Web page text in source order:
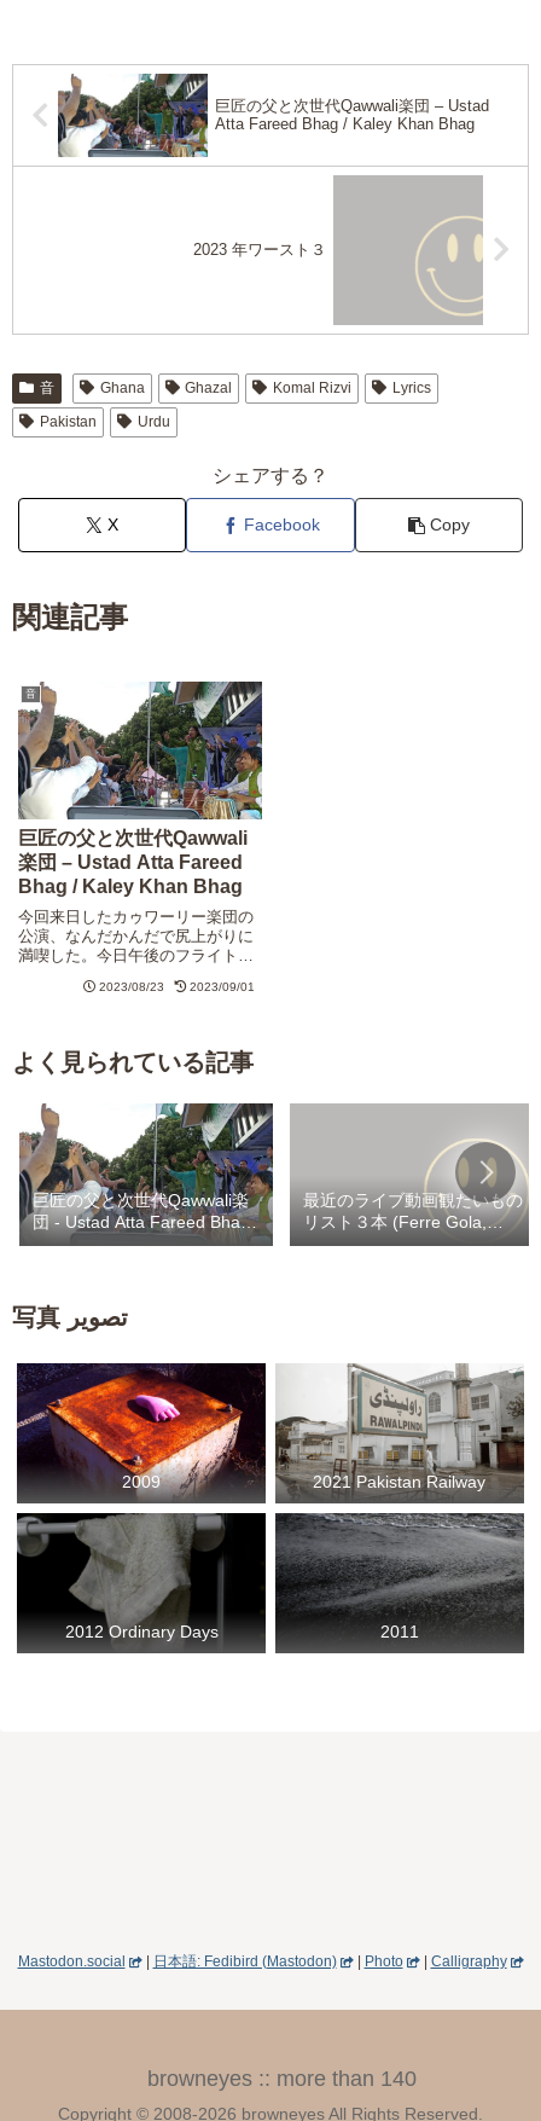
巨匠の父と次世代Qawwali楽団 – Ustad
Atta Fareed Bhag / Kaley Khan Bhag
2023 年ワースト３
音 Ghana Ghazal Komal Rizvi
Lyrics
Pakistan
Urdu
シェアする？
X Facebook Copy
関連記事
音
巨匠の父と次世代Qawwali
楽団 – Ustad Atta Fareed
Bhag / Kaley Khan Bhag
今回来日したカゥワーリー楽団の
公演、なんだかんだで尻上がりに
満喫した。今日午後のフライトで
帰国して、現地でもまた頑張って
の記事…というよりは、主に、
そ...
2023/08/23 2023/09/01
よく見られている記事
巨匠の父と次世代Qawwali楽
団 - Ustad Atta Fareed Bhag /
Kaley Khan Bhag
最近のライブ動画観たいもの
リスト３本 (Ferre Gola,
Heritier Watanabe,
写真 تصویر
2009 2021 Pakistan Railway
2012 Ordinary Days 2011
Mastodon.social | 日本語: Fedibird (Mastodon) | Photo | Calligraphy
browneyes :: more than 140
Copyright © 2008-2026 browneyes All Rights Reserved.